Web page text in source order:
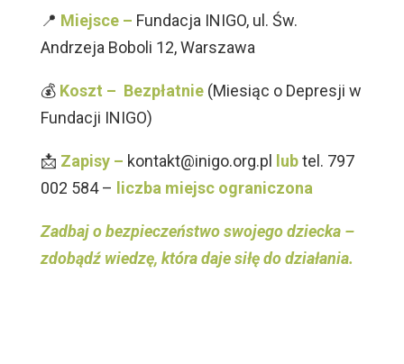
📍 Miejsce – Fundacja INIGO, ul. Św.
Andrzeja Boboli 12, Warszawa
💰 Koszt – Bezpłatnie(Miesiąc o Depresji w
Fundacji INIGO)
📩 Zapisy – kontakt@inigo.org.pl lubtel. 797
002 584 – liczba miejsc ograniczona
Zadbaj o bezpieczeństwo swojego dziecka –
zdobądź wiedzę, która daje siłę do działania.